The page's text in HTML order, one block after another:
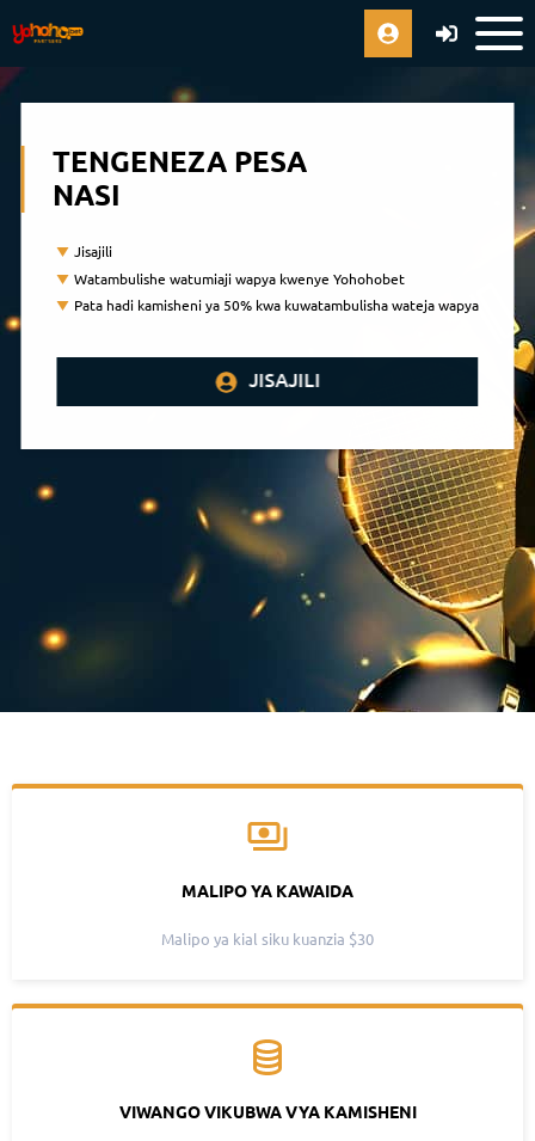
TENGENEZA PESA
NASI
Jisajili
Watambulishe watumiaji wapya kwenye Yohohobet
Pata hadi kamisheni ya 50% kwa kuwatambulisha wateja wapya
JISAJILI
MALIPO YA KAWAIDA
Malipo ya kial siku kuanzia $30
VIWANGO VIKUBWA VYA KAMISHENI